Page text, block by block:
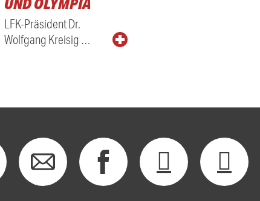
LFK-Präsident Dr.
Wolfgang Kreisig …